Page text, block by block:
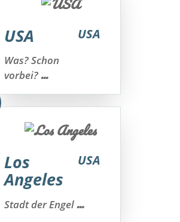
USA USA
Was? Schon
vorbei?...
Los
Angeles
USA
Stadt der Engel...